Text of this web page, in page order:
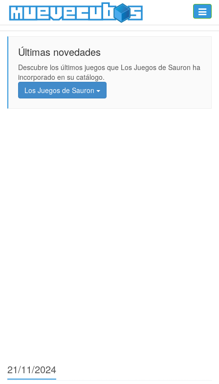
Toggle
Últimas novedades
Descubre los últimos juegos que Los Juegos de Sauron ha
incorporado en su catálogo.
Los Juegos de Sauron
21/11/2024